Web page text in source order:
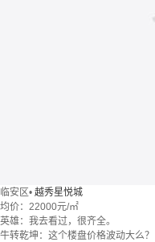
临安区• 越秀星悦城
均价： 22000元/㎡
英雄：我去看过，很齐全。
牛转乾坤：这个楼盘价格波动大么？